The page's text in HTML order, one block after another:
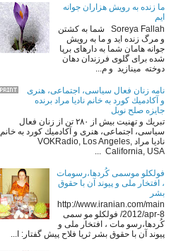
ما زنده به رویش هزاران جوانه
ایم
Soreya Fallah شما به كشتن
و مرگ زنده ايد و ما به رويش
جوانه هامان شما به دارهای برپا
شده برای گلوی فرزندان دهان
دوخته مینازید و م...
نامه زنان فعال سياسى، اجتماعى، هنرى
و آكادميك كورد به خانم ناديا مراد برنده
جایزه صلح نوبل
تبريك و تهنيت بيش از ٢٨٠ تن از زنان فعال
سياسى، اجتماعى، هنرى و آكادميك كورد به خانم
ناديا مراد VOKRadio, Los Angeles,
California, USA ...
فولکلو موسمی کُردها،رسومات
، افتخار ملی و پیوند آن با حقوق
بشر
http://www.iranian.com/main
/2012/apr-8 فولکلو مو سمی
کُردها،رسو مات ، افتخار ملی و
پیوند آن با حقوق بشر ثریا فلاح پیش گفتار: ا...